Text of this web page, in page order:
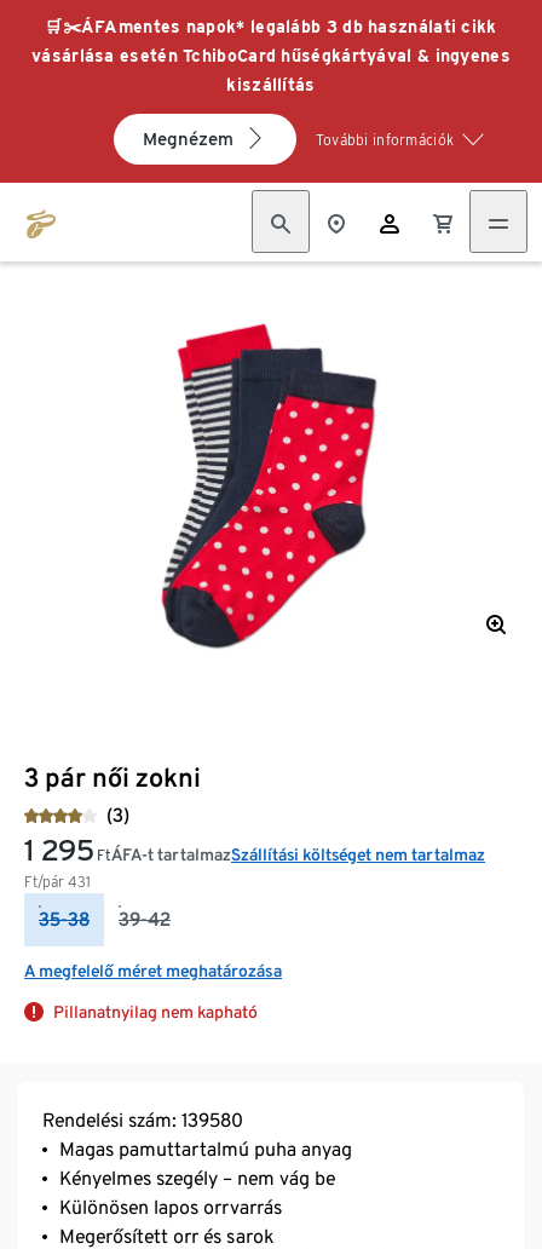
🛒✂️ÁFAmentes napok* legalább 3 db használati cikk
vásárlása esetén TchiboCard hűségkártyával & ingyenes
kiszállítás
Megnézem További információk
3 pár női zokni
(3)
1 295 Ft
Ft/pár 431
ÁFA-t tartalmazSzállítási költséget nem tartalmaz
35-38 39-42
A megfelelő méret meghatározása
Pillanatnyilag nem kapható
Rendelési szám: 139580
Magas pamuttartalmú puha anyag
Kényelmes szegély – nem vág be
Különösen lapos orrvarrás
Megerősített orr és sarok